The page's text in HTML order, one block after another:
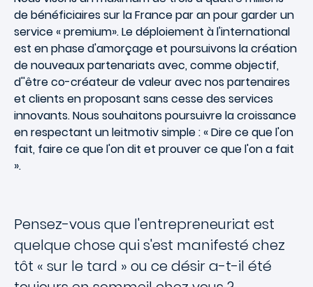
de bénéficiaires sur la France par an pour garder un
service « premium». Le déploiement à l'international
est en phase d'amorçage et poursuivons la création
de nouveaux partenariats avec, comme objectif,
d''être co-créateur de valeur avec nos partenaires
et clients en proposant sans cesse des services
innovants. Nous souhaitons poursuivre la croissance
en respectant un leitmotiv simple : « Dire ce que l'on
fait, faire ce que l'on dit et prouver ce que l'on a fait
».
Pensez-vous que l'entrepreneuriat est
quelque chose qui s'est manifesté chez
tôt « sur le tard » ou ce désir a-t-il été